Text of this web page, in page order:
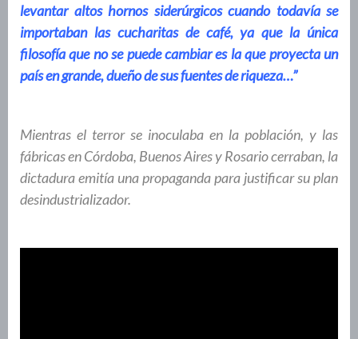
levantar altos hornos siderúrgicos cuando todavía se
importaban las cucharitas de café, ya que la única
filosofía que no se puede cambiar es la que proyecta un
país en grande, dueño de sus fuentes de riqueza…”
Mientras el terror se inoculaba en la población, y las
fábricas en Córdoba, Buenos Aires y Rosario cerraban, la
dictadura emitía una propaganda para justificar su plan
desindustrializador.